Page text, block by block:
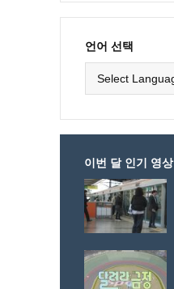
언어 선택
이번 달 인기 영상